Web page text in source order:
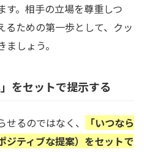
す。相手の立場を尊重しつ
るための第一歩として、クッ
しょう。
をセットで提示する
るのではなく、
「いつなら
ジティブな提案）をセットで